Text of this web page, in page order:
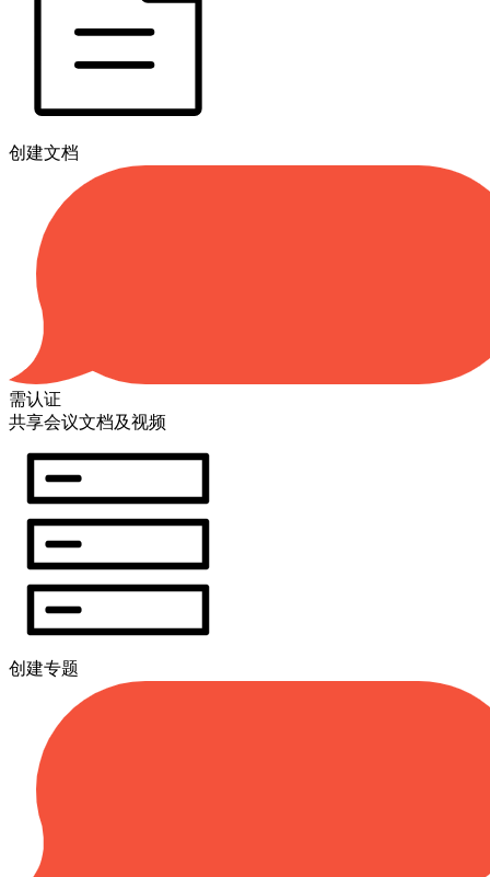
创建文档
需认证
共享会议文档及视频
创建专题